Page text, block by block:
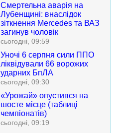
Смертельна аварія на
Лубенщині: внаслідок
зіткнення Mercedes та ВАЗ
загинув чоловік
сьогодні, 09:59
Уночі 6 серпня сили ППО
ліквідували 66 ворожих
ударних БпЛА
сьогодні, 09:30
«Урожай» опустився на
шосте місце (таблиці
чемпіонатів)
сьогодні, 09:19